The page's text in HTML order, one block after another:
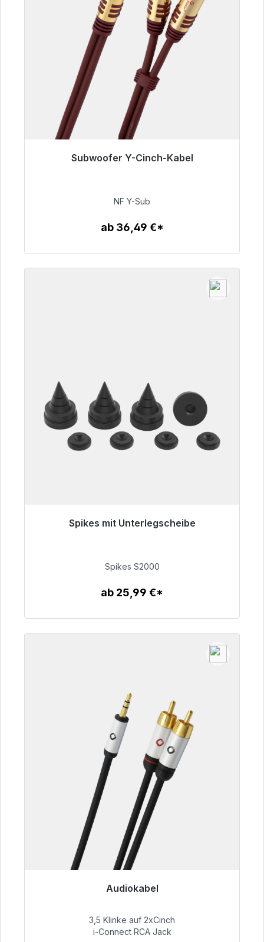
Subwoofer Y-Cinch-Kabel
50,99 €
NF Y-Sub
ab 36,49 €*
Spikes mit Unterlegscheibe
51,49 €
Spikes S2000
ab 25,99 €*
Audiokabel
51,99 €
3,5 Klinke auf 2xCinch
i-Connect RCA Jack